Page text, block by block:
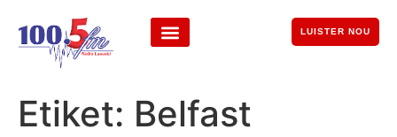
LUISTER NOU
Etiket: Belfast